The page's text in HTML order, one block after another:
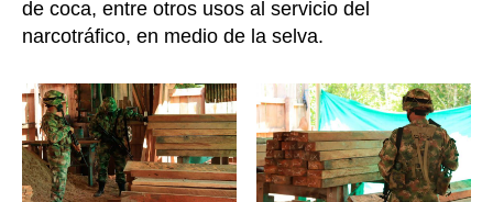
de coca, entre otros usos al servicio del
narcotráfico, en medio de la selva.